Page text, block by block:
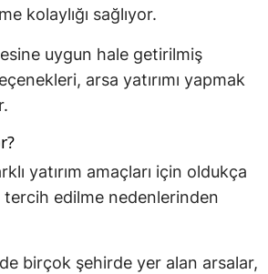
kolaylığı sağlıyor.
uygun hale getirilmiş
arsa yatırımı yapmak
yatırım amaçları için oldukça
tercih edilme nedenlerinden
birçok şehirde yer alan arsalar,